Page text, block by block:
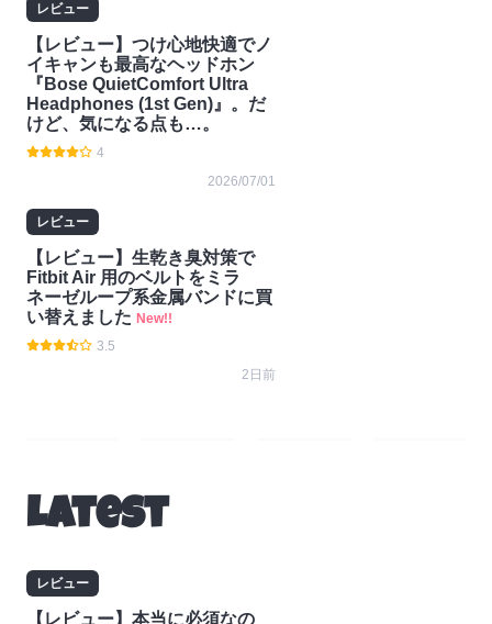
レビュー
【レビュー】つけ心地快適でノ
イキャンも最高なヘッドホン
『Bose QuietComfort Ultra
Headphones (1st Gen)』。だ
けど、気になる点も…。
4
2026/07/01
レビュー
【レビュー】生乾き臭対策で
Fitbit Air 用のベルトをミラ
ネーゼループ系金属バンドに買
い替えました New!!
3.5
2日前
ビュ
ー
Latest
レビュー
【レビュー】本当に必須なの